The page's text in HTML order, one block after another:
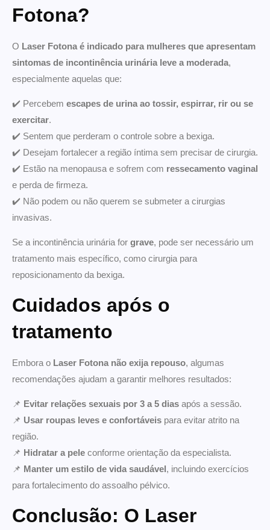
Fotona?
O Laser Fotona é indicado para mulheres que apresentam
sintomas de incontinência urinária leve a moderada,
especialmente aquelas que:
✔️ Percebem escapes de urina ao tossir, espirrar, rir ou se
exercitar.
✔️ Sentem que perderam o controle sobre a bexiga.
✔️ Desejam fortalecer a região íntima sem precisar de cirurgia.
✔️ Estão na menopausa e sofrem com ressecamento vaginal
e perda de firmeza.
✔️ Não podem ou não querem se submeter a cirurgias
invasivas.
Se a incontinência urinária for grave, pode ser necessário um
tratamento mais específico, como cirurgia para
reposicionamento da bexiga.
Cuidados após o
tratamento
Embora o Laser Fotona não exija repouso, algumas
recomendações ajudam a garantir melhores resultados:
📌 Evitar relações sexuais por 3 a 5 dias após a sessão.
📌 Usar roupas leves e confortáveis para evitar atrito na
região.
📌 Hidratar a pele conforme orientação da especialista.
📌 Manter um estilo de vida saudável, incluindo exercícios
para fortalecimento do assoalho pélvico.
Conclusão: O Laser